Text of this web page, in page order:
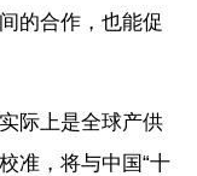
的合作，也能促
际上是全球产供
准，将与中国“十